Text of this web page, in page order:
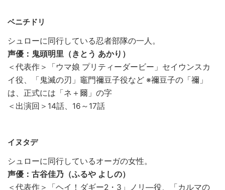
ベニチドリ
シュローに同行している忍者部隊の一人。
声優：鬼頭明里（きとう あかり）
＜代表作＞「ウマ娘 プリティーダービー」セイウンスカ
イ役、「鬼滅の刃」竈門禰豆子役など ※禰豆子の「禰」
は、正式には「ネ＋爾」の字
＜出演回＞14話、16～17話
イヌタデ
シュローに同行しているオーガの女性。
声優：古谷佳乃（ふるや よしの）
＜代表作＞「ヘイ！ダギー2・3」ノリ―役、「カルマの